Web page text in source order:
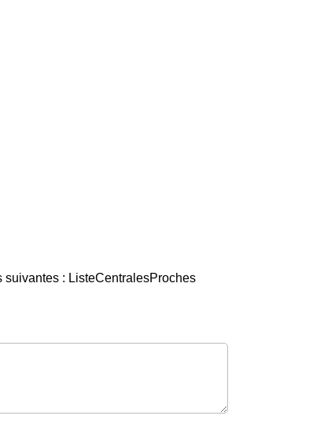
: ListeCentralesProches